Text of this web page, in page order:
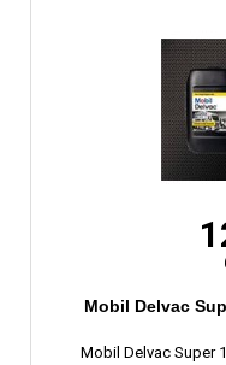
Mobil Delvac
Mobil Delvac Super